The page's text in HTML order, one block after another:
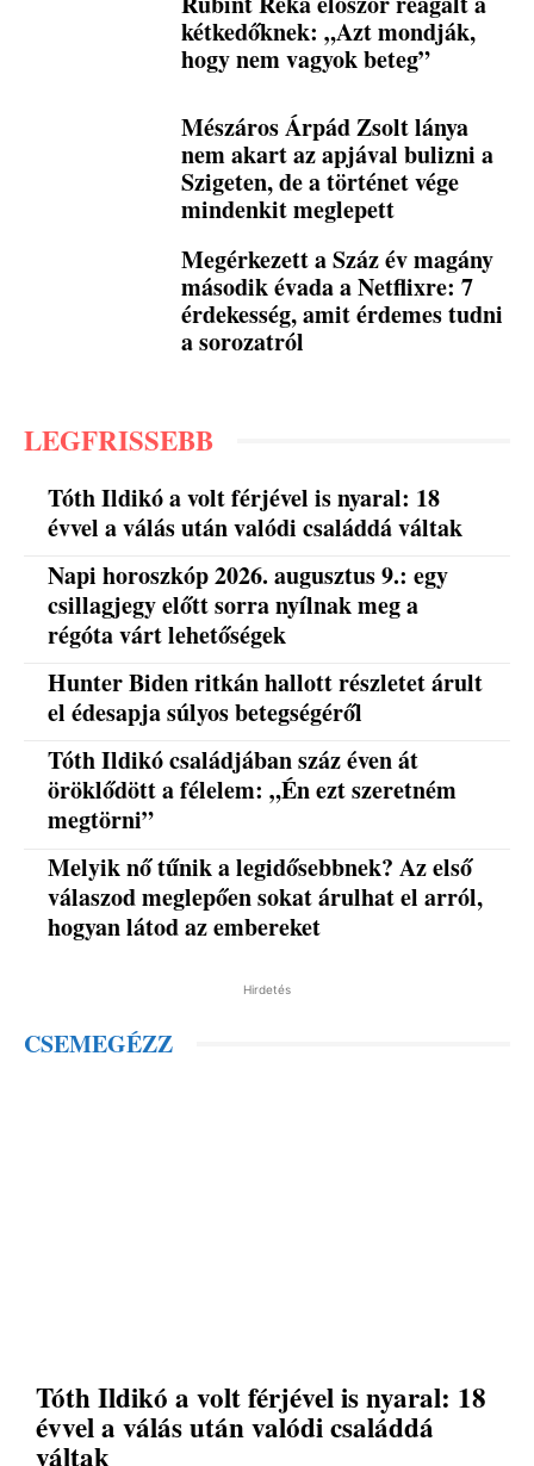
kétkedőknek: „Azt mondják,
hogy nem vagyok beteg”
Mészáros Árpád Zsolt lánya
nem akart az apjával bulizni a
Szigeten, de a történet vége
mindenkit meglepett
Megérkezett a Száz év magány
második évada a Netflixre: 7
érdekesség, amit érdemes tudni
a sorozatról
LEGFRISSEBB
Tóth Ildikó a volt férjével is nyaral: 18
évvel a válás után valódi családdá váltak
Napi horoszkóp 2026. augusztus 9.: egy
csillagjegy előtt sorra nyílnak meg a
régóta várt lehetőségek
Hunter Biden ritkán hallott részletet árult
el édesapja súlyos betegségéről
Tóth Ildikó családjában száz éven át
öröklődött a félelem: „Én ezt szeretném
megtörni”
Melyik nő tűnik a legidősebbnek? Az első
válaszod meglepően sokat árulhat el arról,
hogyan látod az embereket
Hirdetés
CSEMEGÉZZ
Tóth Ildikó a volt férjével is nyaral: 18
évvel a válás után valódi családdá
váltak